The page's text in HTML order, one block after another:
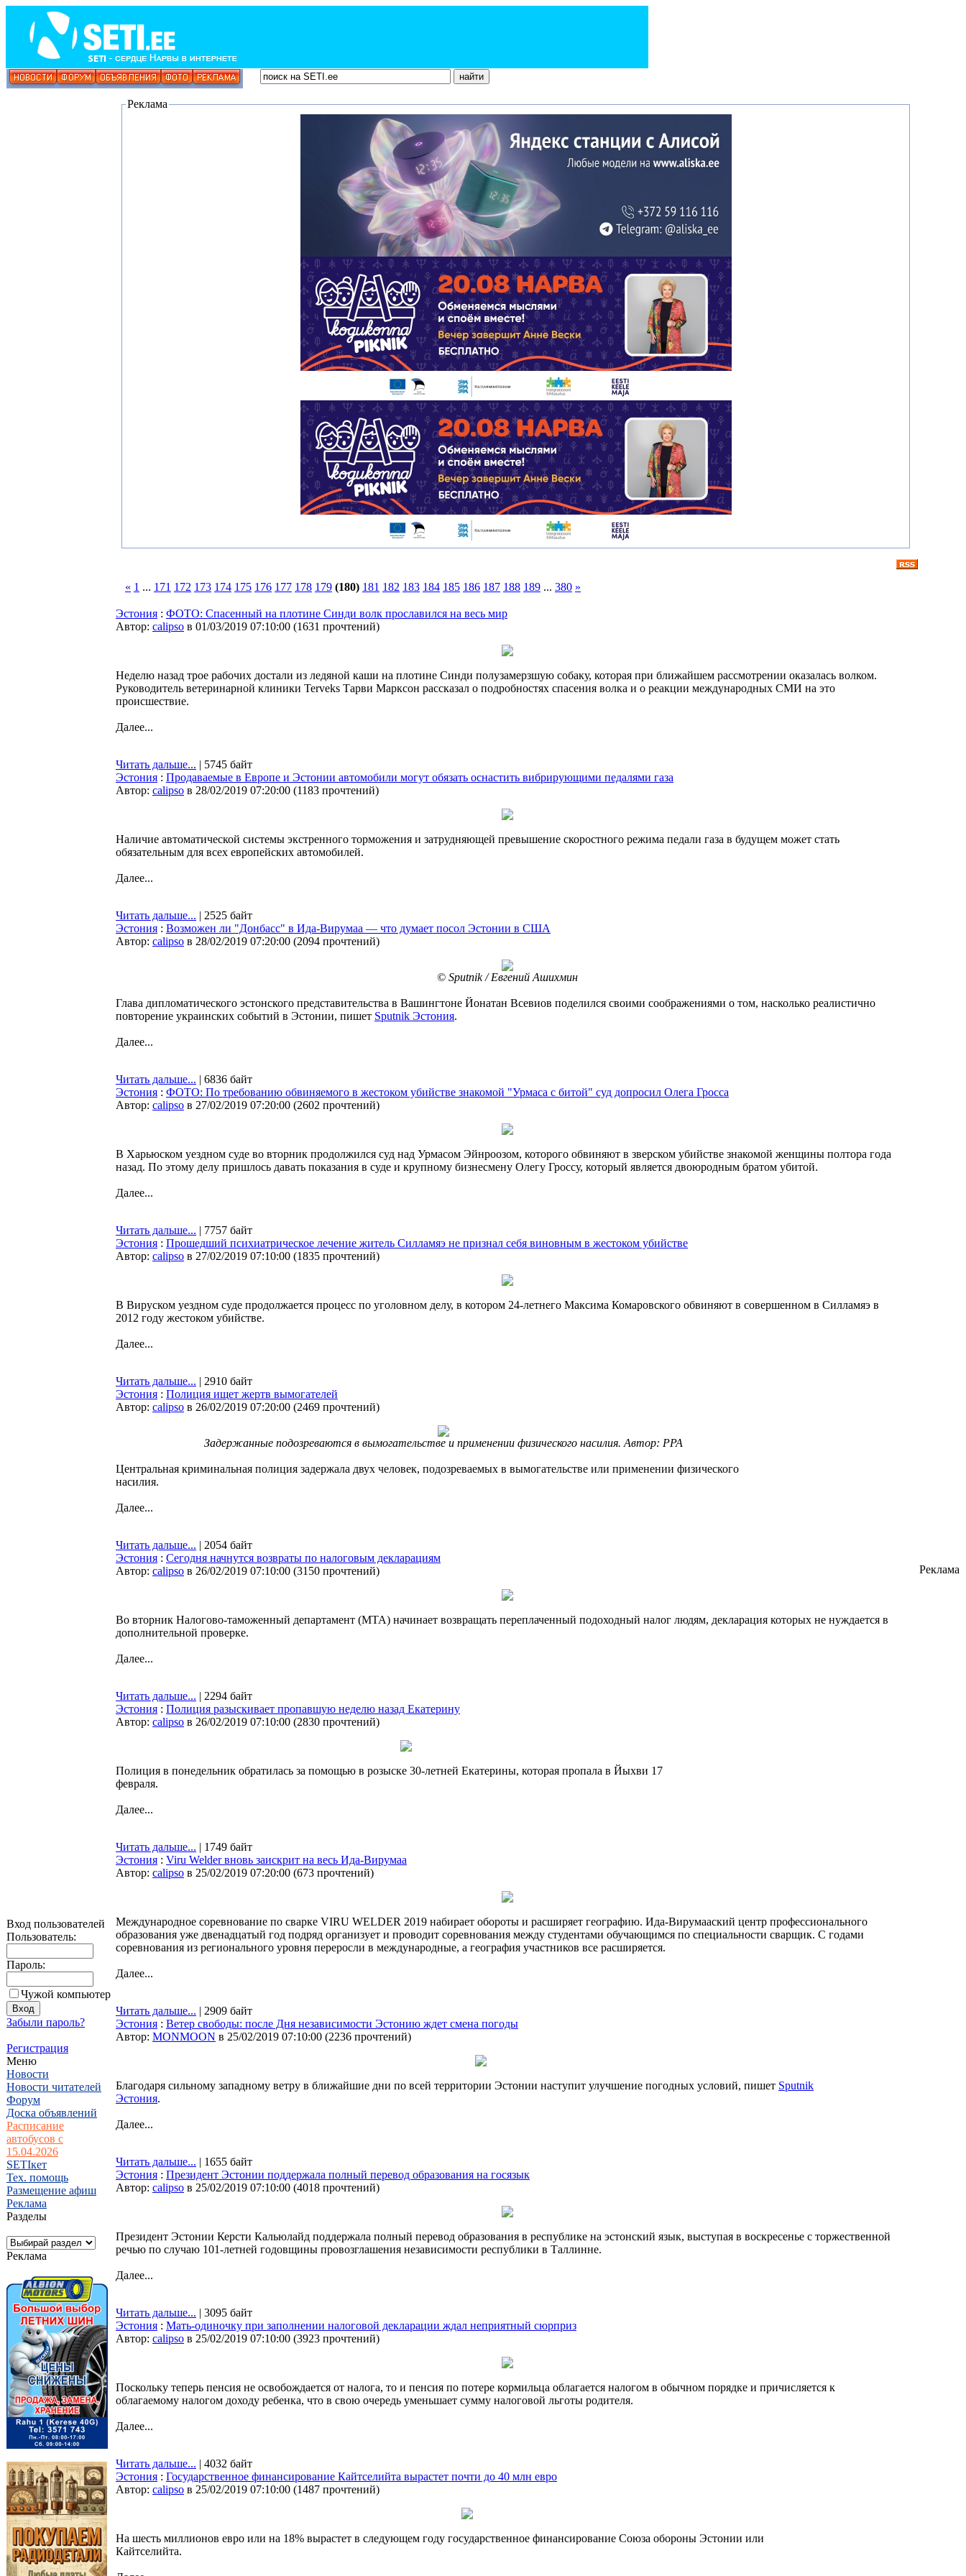
Вход пользователей
Пользователь:
Пароль:
Чужой компьютер
Забыли пароль?
Регистрация
Меню
Новости
Новости читателей
Форум
Доска объявлений
Расписание
автобусов с
15.04.2026
SETIкет
Тех. помощь
Размещение афиш
Реклама
Разделы
Реклама
Реклама
« 1 ... 171 172 173 174 175 176 177 178 179 (180) 181 182 183 184 185 186 187 188 189 ... 380 »
Эстония : ФОТО: Спасенный на плотине Синди волк прославился на весь мир
Автор: calipso в 01/03/2019 07:10:00 (1631 прочтений)
Неделю назад трое рабочих достали из ледяной каши на плотине Синди полузамерзшую собаку, которая при ближайшем рассмотрении оказалась волком.
Руководитель ветеринарной клиники Terveks Тарви Марксон рассказал о подробностях спасения волка и о реакции международных СМИ на это
происшествие.
Далее...
Читать дальше... | 5745 байт
Эстония : Продаваемые в Европе и Эстонии автомобили могут обязать оснастить вибрирующими педалями газа
Автор: calipso в 28/02/2019 07:20:00 (1183 прочтений)
Наличие автоматической системы экстренного торможения и затрудняющей превышение скоростного режима педали газа в будущем может стать
обязательным для всех европейских автомобилей.
Далее...
Читать дальше... | 2525 байт
Эстония : Возможен ли "Донбасс" в Ида-Вирумаа — что думает посол Эстонии в США
Автор: calipso в 28/02/2019 07:20:00 (2094 прочтений)
© Sputnik / Евгений Ашихмин
Глава дипломатического эстонского представительства в Вашингтоне Йонатан Всевиов поделился своими соображениями о том, насколько реалистично
повторение украинских событий в Эстонии, пишет Sputnik Эстония.
Далее...
Читать дальше... | 6836 байт
Эстония : ФОТО: По требованию обвиняемого в жестоком убийстве знакомой "Урмаса с битой" суд допросил Олега Гросса
Автор: calipso в 27/02/2019 07:20:00 (2602 прочтений)
В Харьюском уездном суде во вторник продолжился суд над Урмасом Эйнроозом, которого обвиняют в зверском убийстве знакомой женщины полтора года
назад. По этому делу пришлось давать показания в суде и крупному бизнесмену Олегу Гроссу, который является двоюродным братом убитой.
Далее...
Читать дальше... | 7757 байт
Эстония : Прошедший психиатрическое лечение житель Силламяэ не признал себя виновным в жестоком убийстве
Автор: calipso в 27/02/2019 07:10:00 (1835 прочтений)
В Вируском уездном суде продолжается процесс по уголовном делу, в котором 24-летнего Максима Комаровского обвиняют в совершенном в Силламяэ в
2012 году жестоком убийстве.
Далее...
Читать дальше... | 2910 байт
Эстония : Полиция ищет жертв вымогателей
Автор: calipso в 26/02/2019 07:20:00 (2469 прочтений)
Задержанные подозреваются в вымогательстве и применении физического насилия. Автор: PPA
Центральная криминальная полиция задержала двух человек, подозреваемых в вымогательстве или применении физического
насилия.
Далее...
Читать дальше... | 2054 байт
Эстония : Сегодня начнутся возвраты по налоговым декларациям
Автор: calipso в 26/02/2019 07:10:00 (3150 прочтений)
Во вторник Налогово-таможенный департамент (MTA) начинает возвращать переплаченный подоходный налог людям, декларация которых не нуждается в
дополнительной проверке.
Далее...
Читать дальше... | 2294 байт
Эстония : Полиция разыскивает пропавшую неделю назад Екатерину
Автор: calipso в 26/02/2019 07:10:00 (2830 прочтений)
Полиция в понедельник обратилась за помощью в розыске 30-летней Екатерины, которая пропала в Йыхви 17
февраля.
Далее...
Читать дальше... | 1749 байт
Эстония : Viru Welder вновь заискрит на весь Ида-Вирумаа
Автор: calipso в 25/02/2019 07:20:00 (673 прочтений)
Международное соревнование по сварке VIRU WELDER 2019 набирает обороты и расширяет географию. Ида-Вирумааский центр профессионального
образования уже двенадцатый год подряд организует и проводит соревнования между студентами обучающимся по специальности сварщик. С годами
соревнования из регионального уровня переросли в международные, а география участников все расширяется.
Далее...
Читать дальше... | 2909 байт
Эстония : Ветер свободы: после Дня независимости Эстонию ждет смена погоды
Автор: MONMOON в 25/02/2019 07:10:00 (2236 прочтений)
Благодаря сильному западному ветру в ближайшие дни по всей территории Эстонии наступит улучшение погодных условий, пишет Sputnik
Эстония.
Далее...
Читать дальше... | 1655 байт
Эстония : Президент Эстонии поддержала полный перевод образования на госязык
Автор: calipso в 25/02/2019 07:10:00 (4018 прочтений)
Президент Эстонии Керсти Кальюлайд поддержала полный перевод образования в республике на эстонский язык, выступая в воскресенье с торжественной
речью по случаю 101-летней годовщины провозглашения независимости республики в Таллинне.
Далее...
Читать дальше... | 3095 байт
Эстония : Мать-одиночку при заполнении налоговой декларации ждал неприятный сюрприз
Автор: calipso в 25/02/2019 07:10:00 (3923 прочтений)
Поскольку теперь пенсия не освобождается от налога, то и пенсия по потере кормильца облагается налогом в обычном порядке и причисляется к
облагаемому налогом доходу ребенка, что в свою очередь уменьшает сумму налоговой льготы родителя.
Далее...
Читать дальше... | 4032 байт
Эстония : Государственное финансирование Кайтселийта вырастет почти до 40 млн евро
Автор: calipso в 25/02/2019 07:10:00 (1487 прочтений)
На шесть миллионов евро или на 18% вырастет в следующем году государственное финансирование Союза обороны Эстонии или
Кайтселийта.
Реклама